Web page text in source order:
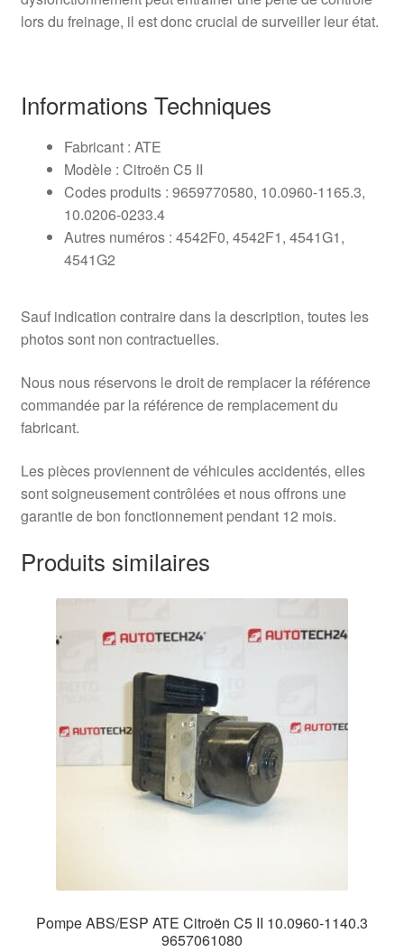
lors du freinage, il est donc crucial de surveiller leur état.
Informations Techniques
Fabricant : ATE
Modèle : Citroën C5 II
Codes produits : 9659770580, 10.0960-1165.3,
10.0206-0233.4
Autres numéros : 4542F0, 4542F1, 4541G1,
4541G2
Sauf indication contraire dans la description, toutes les
photos sont non contractuelles.
Nous nous réservons le droit de remplacer la référence
commandée par la référence de remplacement du
fabricant.
Les pièces proviennent de véhicules accidentés, elles
sont soigneusement contrôlées et nous offrons une
garantie de bon fonctionnement pendant 12 mois.
Produits similaires
Pompe ABS/ESP ATE Citroën C5 II 10.0960-1140.3
9657061080